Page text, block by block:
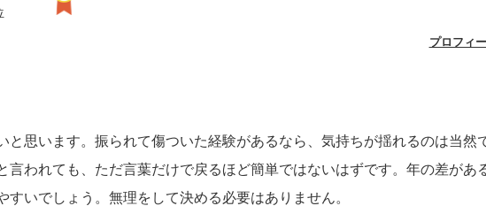
プロフィ
思います。振られて傷ついた経験があるなら、気持ちが揺れるのは当然
言われても、ただ言葉だけで戻るほど簡単ではないはずです。年の差があ
いでしょう。無理をして決める必要はありません。